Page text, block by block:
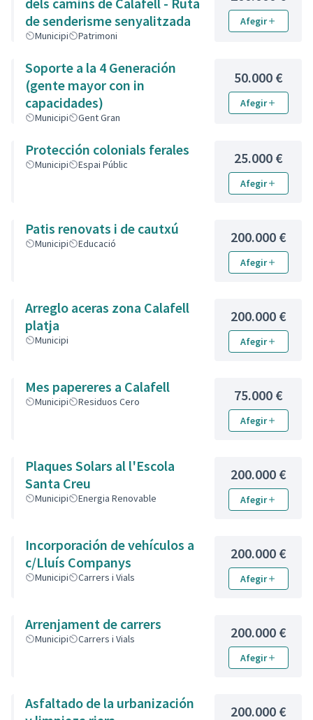
de senderisme senyalitzada
Municipi Patrimoni
Afegir
Soporte a la 4 Generación
(gente mayor con in
capacidades)
Municipi Gent Gran
50.000 €
Afegir
Protección colonials ferales
Municipi Espai Públic 25.000 €
Afegir
Patis renovats i de cautxú
Municipi Educació 200.000 €
Afegir
Arreglo aceras zona Calafell
platja
Municipi
200.000 €
Afegir
Mes papereres a Calafell
Municipi Residuos Cero 75.000 €
Afegir
Plaques Solars al l'Escola
Santa Creu
Municipi Energia Renovable
200.000 €
Afegir
Incorporación de vehículos a
c/Lluís Companys
Municipi Carrers i Vials
200.000 €
Afegir
Arrenjament de carrers
Municipi Carrers i Vials 200.000 €
Afegir
Asfaltado de la urbanización
200.000 €